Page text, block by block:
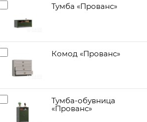
Тумба «Прованс»
Комод «Прованс»
Тумба-обувница
«Прованс»